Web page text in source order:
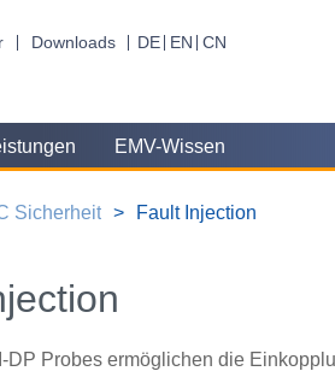
Downloads DE EN CN
EMV-Wissen
Sicherheit Fault Injection
DP Probes ermöglichen die